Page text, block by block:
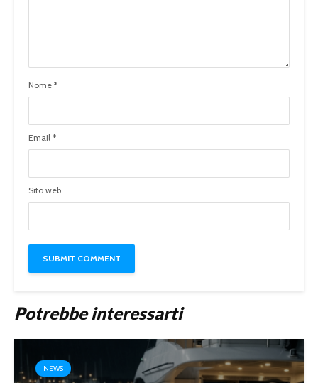
Nome *
Email *
Sito web
Potrebbe interessarti
NEWS